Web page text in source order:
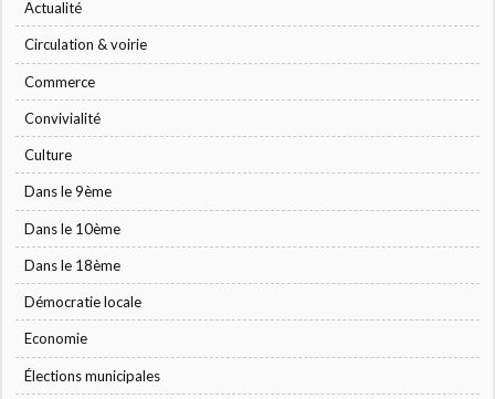
Actualité
Circulation & voirie
Commerce
Convivialité
Culture
Dans le 9ème
Dans le 10ème
Dans le 18ème
Démocratie locale
Economie
Élections municipales